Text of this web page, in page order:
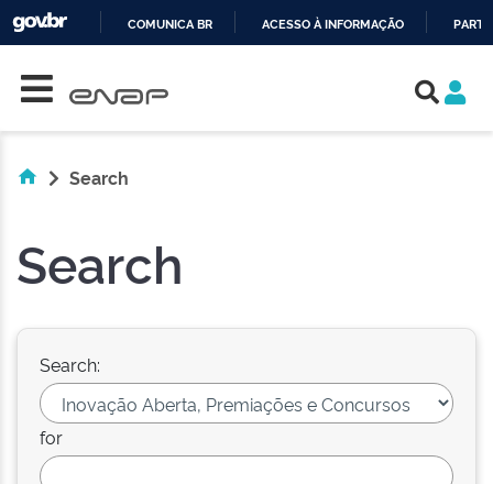
COMUNICA BR ACESSO À INFORMAÇÃO
Search
Search
Search:
for